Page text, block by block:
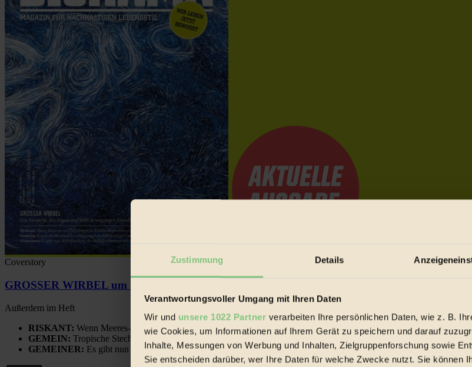
Zustimmung Details
Verantwortungsvoller Umgang mit Ihren Daten
Wir und unsere 1022 Partner verarbeiten Ihre persönlichen Daten, wie z. B.
wie Cookies, um Informationen auf Ihrem Gerät zu speichern und darauf
Inhalte, Messungen von Werbung und Inhalten, Zielgruppenforschung sowie
Sie entscheiden darüber, wer Ihre Daten für welche Zwecke nutzt. Sie können
Coverstory
GROSSER WIRBEL um Versuche, den Ozean und seine Bewegungen festzuhalten.
Außerdem im Heft
RISKANT: Wenn Meeres- und Wildvögel im Freilandhühnerbetrieb vorbeischauen.
GEMEIN: Tropische Stechmücken fühlen sich in Mitteleuropa inziwschen oft zu Hause.
GEMEINER: Es gibt nun Weinflaschen, die nach Entleerung voll wieder zu dir zurückkommen.